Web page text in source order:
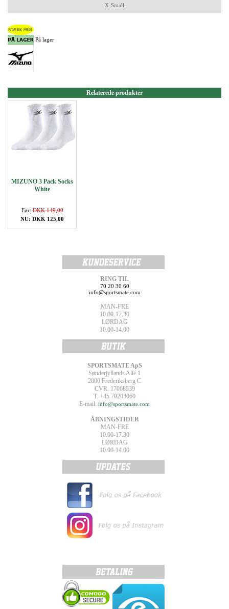
X-Small
På lager
Relaterede produkter
MIZUNO 3 Pack Socks
White
Før:DKK 149,00
NU: DKK 125,00
RING TIL
70 20 30 60
info@sportsmate.com
MAN-FRE
10.00-17.30
LØRDAG
10.00-14.00
SPORTSMATE ApS
Sønderjyllands Allé 1
2000 Frederiksberg C
CVR. 17068539
T. +45 70203060
E-mail: info@sportsmate.com
ÅBNINGSTIDER
MAN-FRE
10.00-17.30
LØRDAG
10.00-14.00